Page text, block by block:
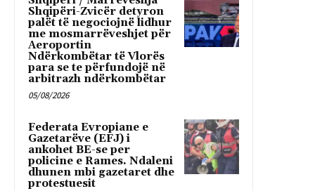
Shqipëri-Zvicër detyron
palët të negociojnë lidhur
me mosmarrëveshjet për
Aeroportin
Ndërkombëtar të Vlorës
para se te përfundojë në
arbitrazh ndërkombëtar
05/08/2026
Federata Evropiane e
Gazetarëve (EFJ) i
ankohet BE-se per
policine e Rames. Ndaleni
dhunen mbi gazetaret dhe
protestuesit